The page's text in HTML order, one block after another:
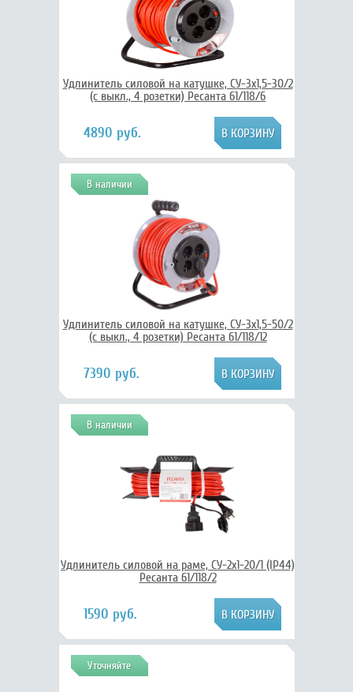
Удлинитель силовой на катушке, СУ-3х1,5-30/2
(с выкл., 4 розетки) Ресанта 61/118/6
4890 руб.
В наличии
Удлинитель силовой на катушке, СУ-3х1,5-50/2
(с выкл., 4 розетки) Ресанта 61/118/12
7390 руб.
В наличии
Удлинитель силовой на раме, СУ-2х1-20/1 (IP44)
Ресанта 61/118/2
1590 руб.
Уточняйте